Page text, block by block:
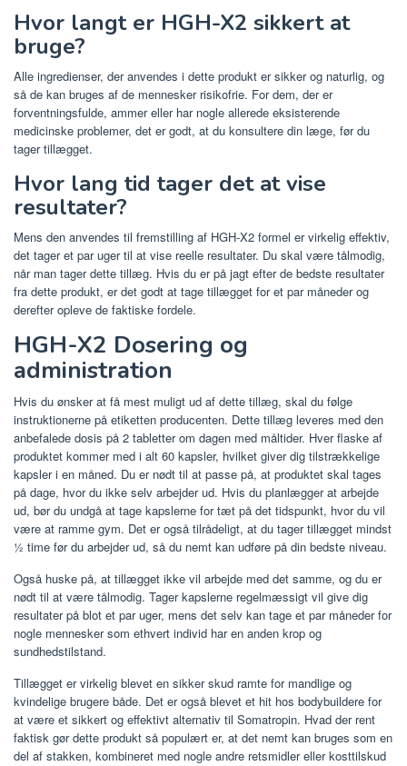
Hvor langt er HGH-X2 sikkert at
bruge?
Alle ingredienser, der anvendes i dette produkt er sikker og naturlig, og
så de kan bruges af de mennesker risikofrie. For dem, der er
forventningsfulde, ammer eller har nogle allerede eksisterende
medicinske problemer, det er godt, at du konsultere din læge, før du
tager tillægget.
Hvor lang tid tager det at vise
resultater?
Mens den anvendes til fremstilling af HGH-X2 formel er virkelig effektiv,
det tager et par uger til at vise reelle resultater. Du skal være tålmodig,
når man tager dette tillæg. Hvis du er på jagt efter de bedste resultater
fra dette produkt, er det godt at tage tillægget for et par måneder og
derefter opleve de faktiske fordele.
HGH-X2 Dosering og
administration
Hvis du ønsker at få mest muligt ud af dette tillæg, skal du følge
instruktionerne på etiketten producenten. Dette tillæg leveres med den
anbefalede dosis på 2 tabletter om dagen med måltider. Hver flaske af
produktet kommer med i alt 60 kapsler, hvilket giver dig tilstrækkelige
kapsler i en måned. Du er nødt til at passe på, at produktet skal tages
på dage, hvor du ikke selv arbejder ud. Hvis du planlægger at arbejde
ud, bør du undgå at tage kapslerne for tæt på det tidspunkt, hvor du vil
være at ramme gym. Det er også tilrådeligt, at du tager tillægget mindst
½ time før du arbejder ud, så du nemt kan udføre på din bedste niveau.
Også huske på, at tillægget ikke vil arbejde med det samme, og du er
nødt til at være tålmodig. Tager kapslerne regelmæssigt vil give dig
resultater på blot et par uger, mens det selv kan tage et par måneder for
nogle mennesker som ethvert individ har en anden krop og
sundhedstilstand.
Tillægget er virkelig blevet en sikker skud ramte for mandlige og
kvindelige brugere både. Det er også blevet et hit hos bodybuildere for
at være et sikkert og effektivt alternativ til Somatropin. Hvad der rent
faktisk gør dette produkt så populært er, at det nemt kan bruges som en
del af stakken, kombineret med nogle andre retsmidler eller kosttilskud